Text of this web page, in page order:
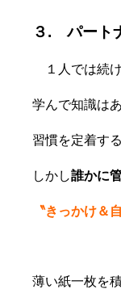
３.パート
１人では続
学んで知識は
習慣を定着す
しかし誰かに
〝きっかけ＆
薄い紙一枚を